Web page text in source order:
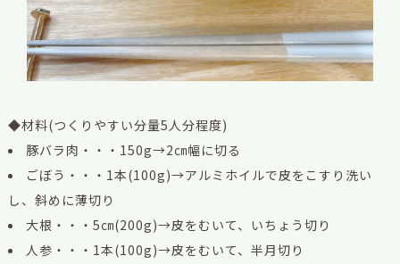
◆材料(つくりやすい分量5人分程度)
豚バラ肉・・・150g→2㎝幅に切る
ごぼう・・・1本(100g)→アルミホイルで皮をこすり洗い
し、斜めに薄切り
大根・・・5㎝(200g)→皮をむいて、いちょう切り
人参・・・1本(100g)→皮をむいて、半月切り